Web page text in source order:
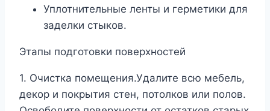
Уплотнительные ленты и герметики для
заделки стыков.
Этапы подготовки поверхностей
1. Очистка помещения.Удалите всю мебель,
декор и покрытия стен, потолков или полов.